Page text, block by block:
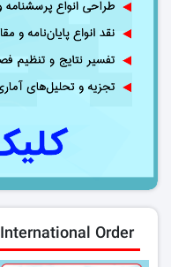
International Order